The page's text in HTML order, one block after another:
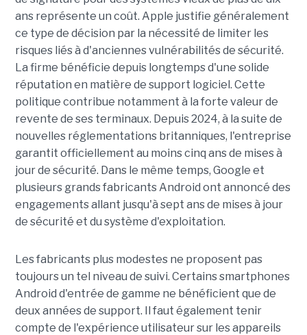
ans représente un coût. Apple justifie généralement
ce type de décision par la nécessité de limiter les
risques liés à d'anciennes vulnérabilités de sécurité.
La firme bénéficie depuis longtemps d'une solide
réputation en matière de support logiciel. Cette
politique contribue notamment à la forte valeur de
revente de ses terminaux. Depuis 2024, à la suite de
nouvelles réglementations britanniques, l'entreprise
garantit officiellement au moins cinq ans de mises à
jour de sécurité. Dans le même temps, Google et
plusieurs grands fabricants Android ont annoncé des
engagements allant jusqu'à sept ans de mises à jour
de sécurité et du système d'exploitation.
Les fabricants plus modestes ne proposent pas
toujours un tel niveau de suivi. Certains smartphones
Android d'entrée de gamme ne bénéficient que de
deux années de support. Il faut également tenir
compte de l'expérience utilisateur sur les appareils